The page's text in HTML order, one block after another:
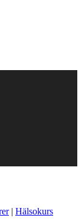
| Hälsokurs